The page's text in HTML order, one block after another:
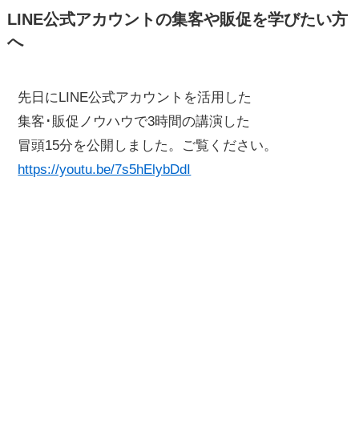
LINE公式アカウントの集客や販促を学びたい方
へ
先日にLINE公式アカウントを活用した
集客･販促ノウハウで3時間の講演した
冒頭15分を公開しました。ご覧ください。
https://youtu.be/7s5hElybDdI